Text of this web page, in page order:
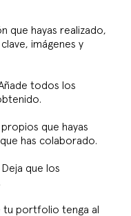
que hayas realizado,
imágenes y
todos los
que hayas
has colaborado.
Deja que los
tu portfolio tenga al